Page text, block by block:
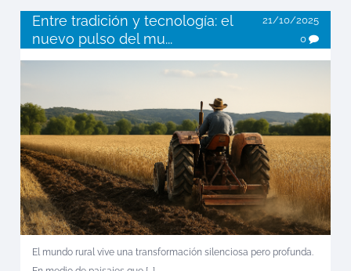
Entre tradición y tecnología: el
nuevo pulso del mu...
21/10/2025
0
El mundo rural vive una transformación silenciosa pero profunda.